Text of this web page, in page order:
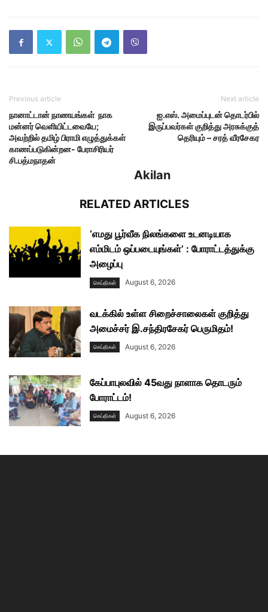
Previous article
நானாட்டான் நாணயங்கள் நாக
மன்னர் வெளியிட்டவையே;
அவற்றில் தமிழ் பிராமி எழுத்துக்கள்
காணப்படுகின்றன- பேராசிரியர்
சி.பத்மநாதன்
Next article
ஐ.எஸ். அமைப்புடன் தொடர்பில்
இருப்பவர்கள் குறித்து அரசுக்குத்
தெரியும் – சரத் வீரசேகர
Akilan
RELATED ARTICLES
‘எமது பூர்வீக நிலங்களை உடனடியாக
எம்மிடம் ஒப்படையுங்கள்’ : போராட்டத்துக்கு
அழைப்பு
செய்திகள் August 6, 2026
வடக்கில் உள்ள சிறைச்சாலைகள் குறித்து
அமைச்சர் இ.சந்திரசேகர் பெருமிதம்!
செய்திகள் August 6, 2026
கேப்பாபுலவில் 45வது நாளாக தொடரும்
போராட்டம்!
செய்திகள் August 6, 2026